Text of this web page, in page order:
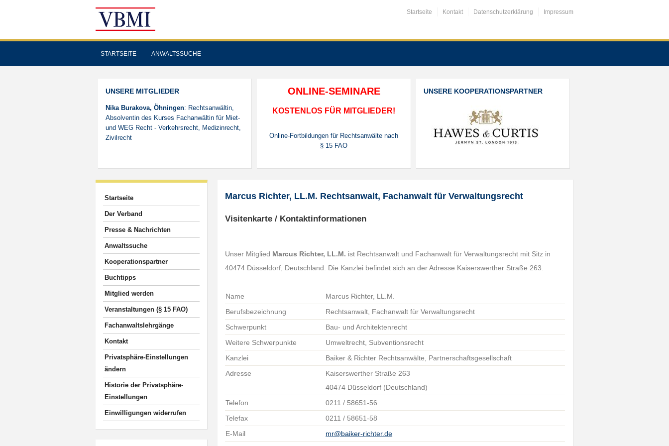
Startseite Kontakt Datenschutzerklärung Impressum
STARTSEITE ANWALTSSUCHE
UNSERE MITGLIEDER
Nika Burakova, Öhningen: Rechtsanwältin,
Absolventin des Kurses Fachanwältin für Miet-
und WEG Recht - Verkehrsrecht, Medizinrecht,
Zivilrecht
ONLINE-SEMINARE
KOSTENLOS FÜR MITGLIEDER!
Online-Fortbildungen für Rechtsanwälte nach
§ 15 FAO
UNSERE KOOPERATIONSPARTNER
Startseite
Der Verband
Presse & Nachrichten
Anwaltssuche
Kooperationspartner
Buchtipps
Mitglied werden
Veranstaltungen (§ 15 FAO)
Fachanwaltslehrgänge
Kontakt
Privatsphäre-Einstellungen
ändern
Historie der Privatsphäre-
Einstellungen
Einwilligungen widerrufen
Marcus Richter, LL.M. Rechtsanwalt, Fachanwalt für Verwaltungsrecht
Visitenkarte / Kontaktinformationen
Unser Mitglied Marcus Richter, LL.M. ist Rechtsanwalt und Fachanwalt für Verwaltungsrecht mit Sitz in
40474 Düsseldorf, Deutschland. Die Kanzlei befindet sich an der Adresse Kaiserswerther Straße 263.
Name
Marcus Richter, LL.M.
Berufsbezeichnung
Rechtsanwalt, Fachanwalt für Verwaltungsrecht
Schwerpunkt
Bau- und Architektenrecht
Weitere Schwerpunkte
Umweltrecht, Subventionsrecht
Kanzlei
Baiker & Richter Rechtsanwälte, Partnerschaftsgesellschaft
Adresse
Kaiserswerther Straße 263
40474 Düsseldorf (Deutschland)
Telefon
0211 / 58651-56
Telefax
0211 / 58651-58
E-Mail
mr@baiker-richter.de